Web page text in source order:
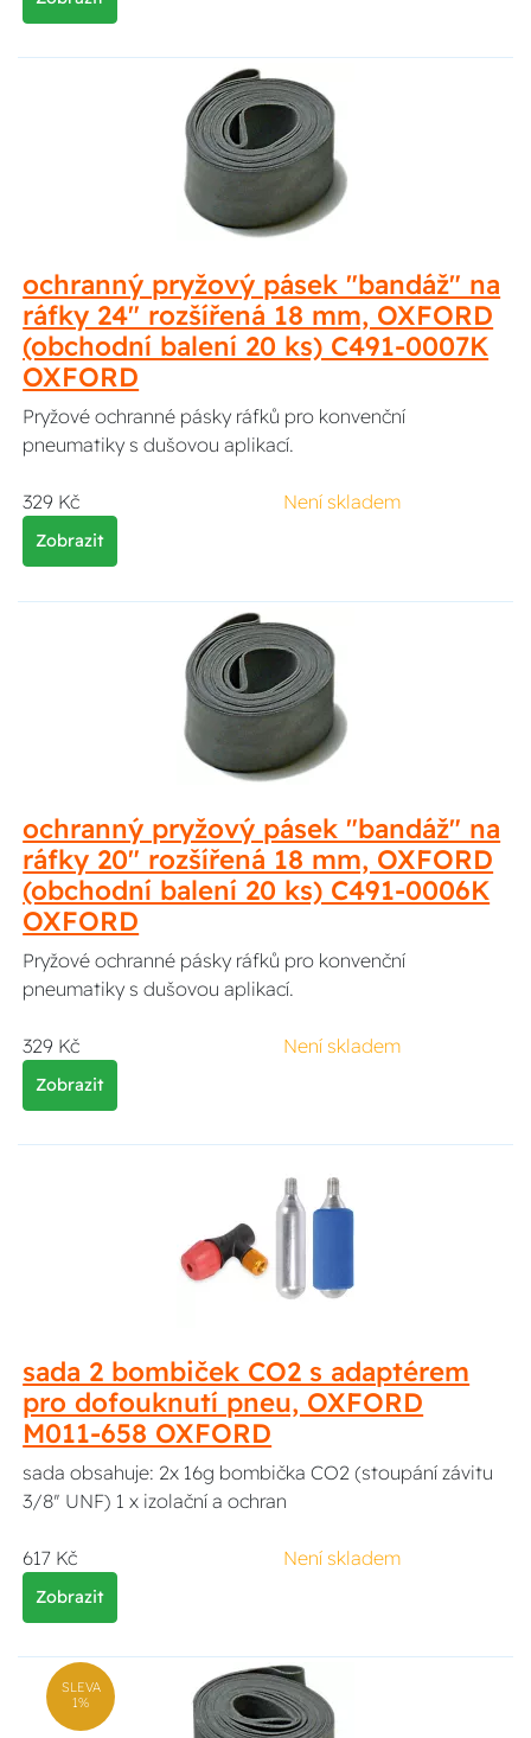
ochranný pryžový pásek "bandáž" na
ráfky 24" rozšířená 18 mm, OXFORD
(obchodní balení 20 ks) C491-0007K
OXFORD
Pryžové ochranné pásky ráfků pro konvenční
pneumatiky s dušovou aplikací.
329 Kč Není skladem
Zobrazit
ochranný pryžový pásek "bandáž" na
ráfky 20" rozšířená 18 mm, OXFORD
(obchodní balení 20 ks) C491-0006K
OXFORD
Pryžové ochranné pásky ráfků pro konvenční
pneumatiky s dušovou aplikací.
329 Kč Není skladem
Zobrazit
sada 2 bombiček CO2 s adaptérem
pro dofouknutí pneu, OXFORD
M011-658 OXFORD
sada obsahuje: 2x 16g bombička CO2 (stoupání závitu
3/8" UNF) 1 x izolační a ochran
617 Kč Není skladem
Zobrazit
SLEVA
1%